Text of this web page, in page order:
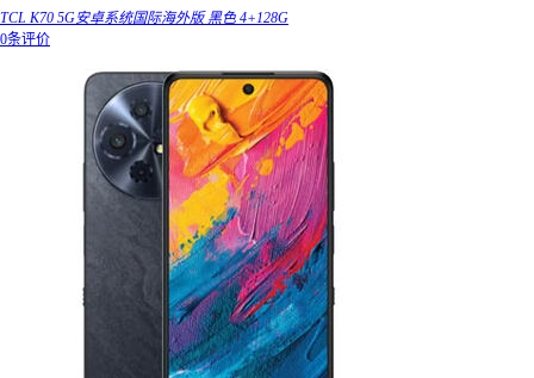
TCL K70 5G安卓系统国际海外版 黑色 4+128G
0条评价